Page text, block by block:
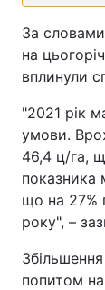
За словами
на
вплинули
"2021 рік
умови.
46,4 ц/га,
показника
що на 27%
року", –
попитом